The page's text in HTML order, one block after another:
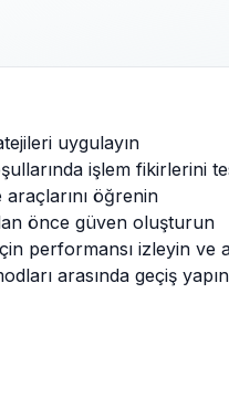
uygulayın
işlem fikirlerini
öğrenin
önce güven oluşturun
için performansı izleyin ve
arasında geçiş yapın